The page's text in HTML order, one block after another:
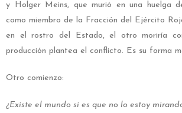
y Holger Meins, que murió en una huelga
como miembro de la Fracción del Ejército
en el rostro del Estado, el otro moriría
producción plantea el conflicto. Es su forma
Otro comienzo:
¿Existe el mundo si es que no lo estoy